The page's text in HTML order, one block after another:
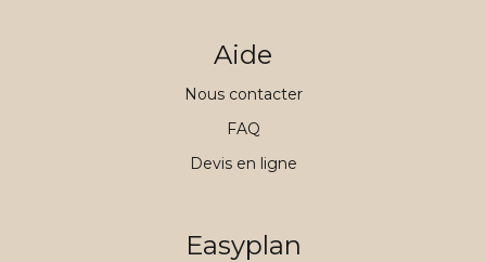
Aide
Nous contacter
FAQ
Devis en ligne
Easyplan